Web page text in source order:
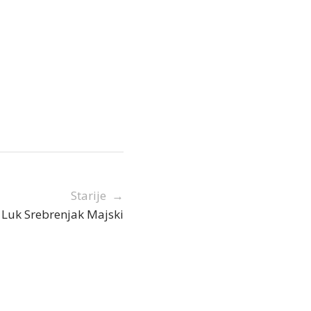
Starije →
Luk Srebrenjak Majski